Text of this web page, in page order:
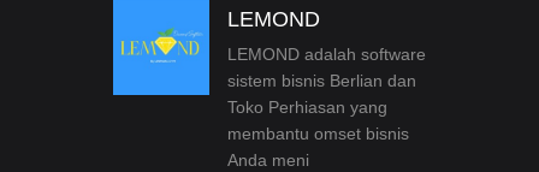
LEMOND
LEMOND adalah software
sistem bisnis Berlian dan
Toko Perhiasan yang
membantu omset bisnis
Anda meni